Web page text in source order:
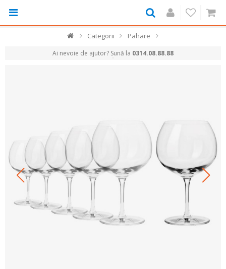
Categorii Pahare
Ai nevoie de ajutor? Sună la 0314.08.88.88